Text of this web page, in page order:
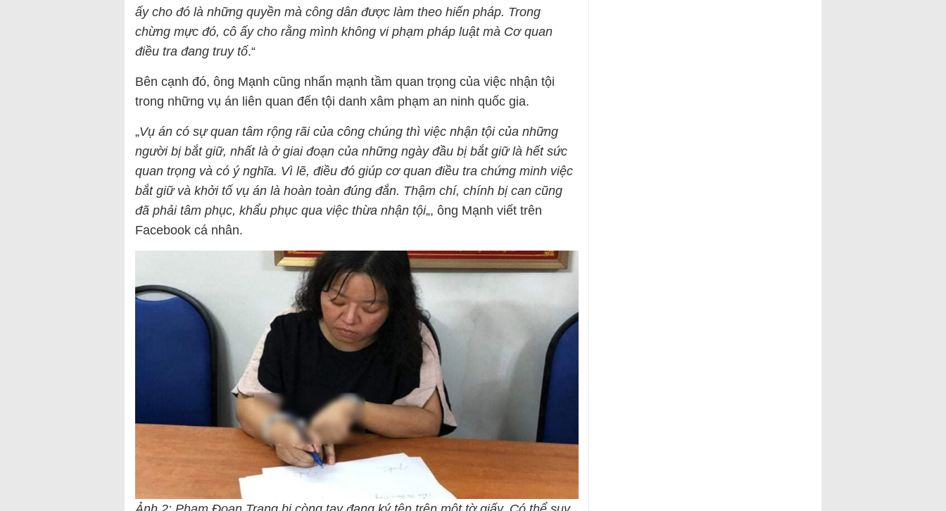
ấy cho đó là những quyền mà công dân được làm theo hiến pháp. Trong
chừng mực đó, cô ấy cho rằng mình không vi phạm pháp luật mà Cơ quan
điều tra đang truy tố.“
Bên cạnh đó, ông Mạnh cũng nhấn mạnh tầm quan trọng của việc nhận tội
trong những vụ án liên quan đến tội danh xâm phạm an ninh quốc gia.
„Vụ án có sự quan tâm rộng rãi của công chúng thì việc nhận tội của những
người bị bắt giữ, nhất là ở giai đoạn của những ngày đầu bị bắt giữ là hết sức
quan trọng và có ý nghĩa. Vì lẽ, điều đó giúp cơ quan điều tra chứng minh việc
bắt giữ và khởi tố vụ án là hoàn toàn đúng đắn. Thậm chí, chính bị can cũng
đã phải tâm phục, khẩu phục qua việc thừa nhận tội„, ông Mạnh viết trên
Facebook cá nhân.